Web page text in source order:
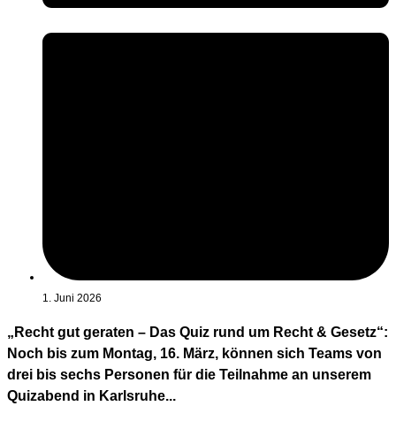
1. Juni 2026
„Recht gut geraten – Das Quiz rund um Recht & Gesetz“:
Noch bis zum Montag, 16. März, können sich Teams von
drei bis sechs Personen für die Teilnahme an unserem
Quizabend in Karlsruhe...